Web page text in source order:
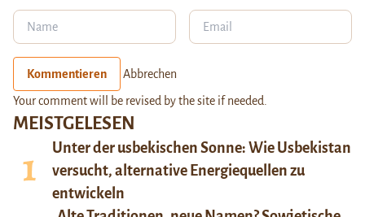
MEISTGELESEN
Unter der usbekischen Sonne: Wie Usbekistan
versucht, alternative Energiequellen zu
entwickeln
Kommentieren Abbrechen
Your comment will be revised by the site if needed.